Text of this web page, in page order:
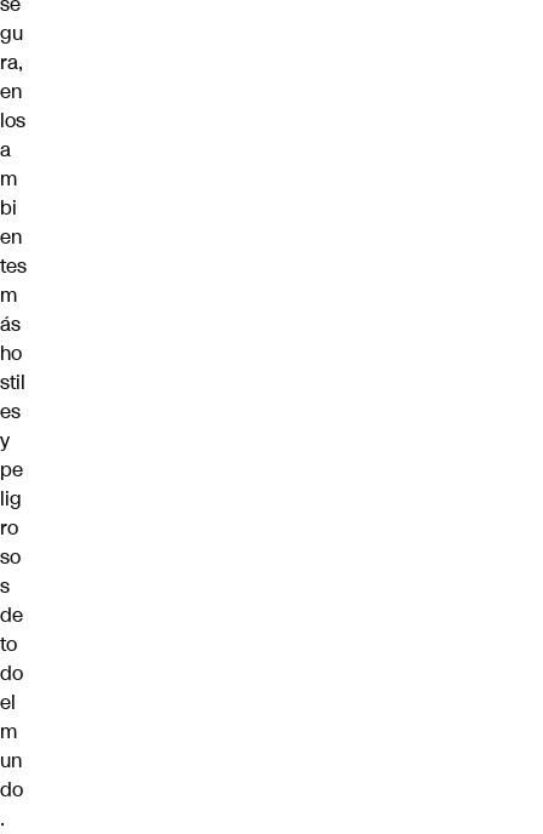
gu
ra,
en
los
a
m
bi
en
tes
m
ás
ho
stil
es
y
pe
lig
ro
so
s
de
to
do
el
m
un
do
.